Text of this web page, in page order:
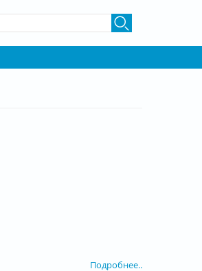
Подробнее..